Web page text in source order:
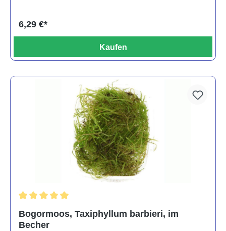
6,29 €*
Kaufen
Bogormoos, Taxiphyllum barbieri, im
Becher